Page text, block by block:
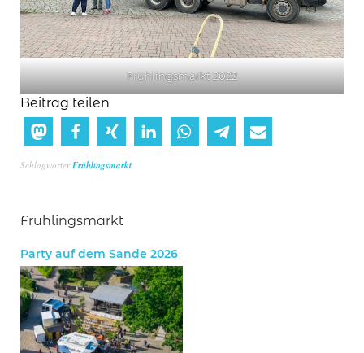
Frühlingsmarkt 2022
Beitrag teilen
SchlagwörterFrühlingsmarkt
Frühlingsmarkt
Party auf dem Sande 2026